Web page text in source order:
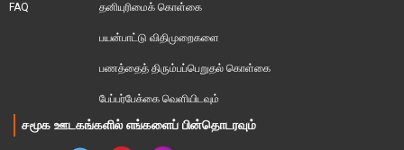
FAQ தனியுரிமைக் கொள்கை
பயன்பாட்டு விதிமுறைகளை
பணத்தைத் திரும்பப்பெறுதல் கொள்கை
பேப்பர்பேக்கை வெளியிடவும்
சமூக ஊடகங்களில் எங்களைப் பின்தொடரவும்